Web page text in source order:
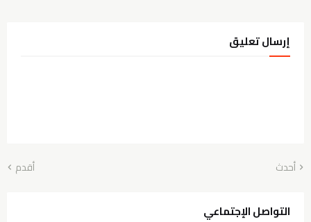
إرسال تعليق
أحدث أقدم
التواصل الإجتماعي